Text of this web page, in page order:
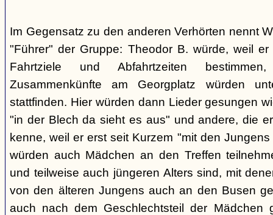
Im Gegensatz zu den anderen Verhörten nennt
"Führer" der Gruppe: Theodor B. würde, weil
Fahrtziele und Abfahrtzeiten
Zusammenkünfte am Georgplatz würden
stattfinden. Hier würden dann Lieder gesungen
"in der Blech da sieht es aus" und andere, die
kenne, weil er erst seit Kurzem "mit den
würden auch Mädchen an den Treffen
und teilweise auch jüngeren Alters sind, mit
von den älteren Jungens auch an den Busen
auch nach dem Geschlechtsteil der Mädchen